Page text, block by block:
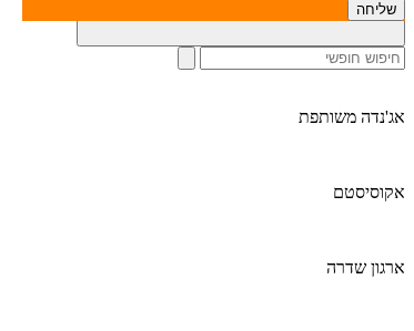
אג'נדה משותפת
אקוסיסטם
ארגון שדרה